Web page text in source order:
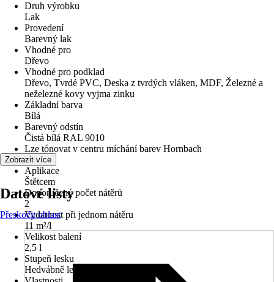
Druh výrobku
Lak
Provedení
Barevný lak
Vhodné pro
Dřevo
Vhodné pro podklad
Dřevo, Tvrdé PVC, Deska z tvrdých vláken, MDF, Železné a
neželezné kovy vyjma zinku
Základní barva
Bílá
Barevný odstín
Čistá bílá RAL 9010
Lze tónovat v centru míchání barev Hornbach
Ne
Aplikace
Štětcem
Doporučený počet nátěrů
2
Vydatnost při jednom nátěru
11 m²/l
Velikost balení
2,5 l
Stupeň lesku
Hedvábně lesklá
Zobrazit více
Datové listy
Přeskočit oblast